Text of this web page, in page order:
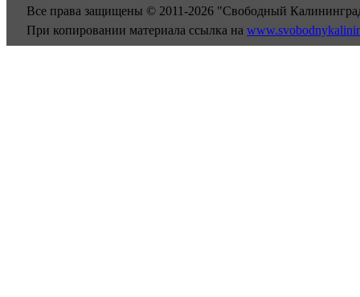
Все права защищены © 2011-2026 "Свободный
При копировании материала ссылка на